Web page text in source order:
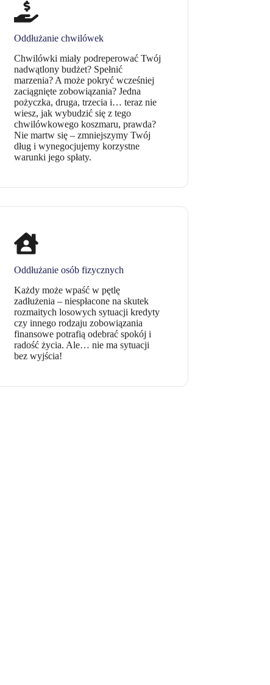
Oddłużanie chwilówek
Chwilówki miały podreperować Twój
nadwątlony budżet? Spełnić
marzenia? A może pokryć wcześniej
zaciągnięte zobowiązania? Jedna
pożyczka, druga, trzecia i… teraz nie
wiesz, jak wybudzić się z tego
chwilówkowego koszmaru, prawda?
Nie martw się – zmniejszymy Twój
dług i wynegocjujemy korzystne
warunki jego spłaty.
Oddłużanie osób fizycznych
Każdy może wpaść w pętlę
zadłużenia – niespłacone na skutek
rozmaitych losowych sytuacji kredyty
czy innego rodzaju zobowiązania
finansowe potrafią odebrać spokój i
radość życia. Ale… nie ma sytuacji
bez wyjścia!